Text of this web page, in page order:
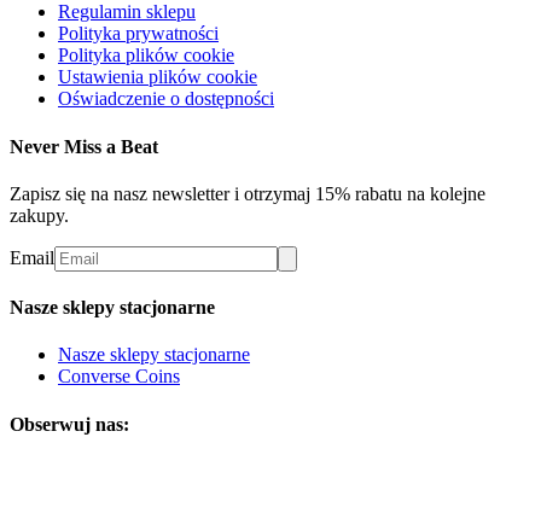
Regulamin sklepu
Polityka prywatności
Polityka plików cookie
Ustawienia plików cookie
Oświadczenie o dostępności
Never Miss a Beat
Zapisz się na nasz newsletter i otrzymaj 15% rabatu na kolejne
zakupy.
Email
Nasze sklepy stacjonarne
Nasze sklepy stacjonarne
Converse Coins
Obserwuj nas: